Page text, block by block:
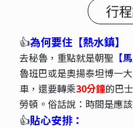
行
👍為何要住【熱水鎮】
去秘魯，重點就是朝聖 【
魯班巴或是奧揚泰坦博一
車，還要轉乘30分鐘的巴
勞頓。俗話說：時間是應
👍貼心安排：